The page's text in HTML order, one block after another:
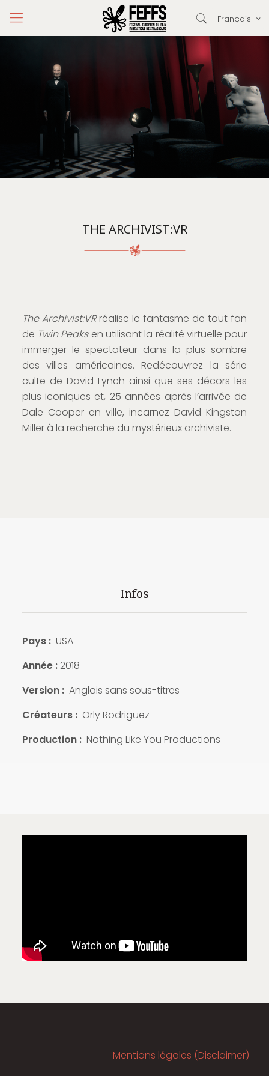
Français
THE ARCHIVIST:VR
The Archivist:VRréalise le fantasme de tout fan
de Twin Peaksen utilisant la réalité virtuelle pour
immerger le spectateur dans la plus sombre
des villes américaines. Redécouvrez la série
culte de David Lynch ainsi que ses décors les
plus iconiques et, 25 années après l’arrivée de
Dale Cooper en ville, incarnez David Kingston
Miller à la recherche du mystérieux archiviste.
Infos
Pays :USA
Année :2018
Version :Anglais sans sous-titres
Créateurs :Orly Rodriguez
Production :Nothing Like You Productions
Mentions légales (Disclaimer)